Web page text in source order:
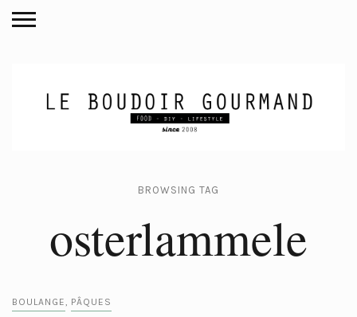
BROWSING TAG
osterlammele
BOULANGE, PÂQUES